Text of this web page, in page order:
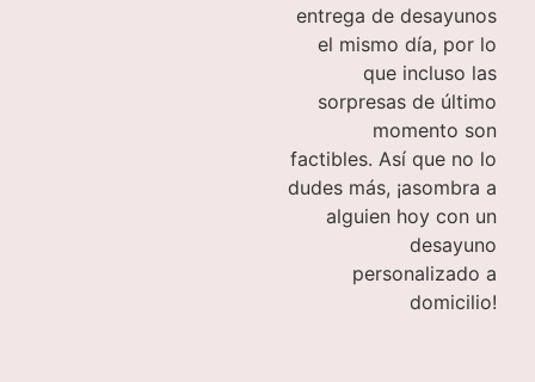
entrega de desayunos
el mismo día, por lo
que incluso las
sorpresas de último
momento son
factibles. Así que no lo
dudes más, ¡asombra a
alguien hoy con un
desayuno
personalizado a
domicilio!